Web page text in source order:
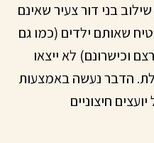
בני דור צעיר שאינם
שאותם ילדים (כמו גם
וכישרונם) לא ייצאו
הדבר נעשה באמצעות
חיצוניים